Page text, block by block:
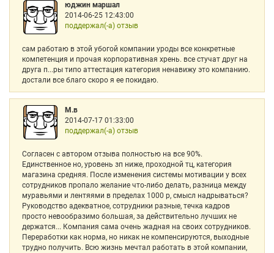
юджин маршал
2014-06-25 12:43:00
поддержал(-а) отзыв
сам работаю в этой убогой компании уроды все конкретные
компетенция и прочая корпоративная хрень. все стучат друг на
друга п...ры типо аттестация категория ненавижу это компанию.
достали все благо скоро я ее покидаю.
М.в
2014-07-17 01:33:00
поддержал(-а) отзыв
Согласен с автором отзыва полностью на все 90%.
Единственное но, уровень зп ниже, проходной тц, категория
магазина средняя. После изменения системы мотивации у всех
сотрудников пропало желание что-либо делать, разница между
муравьями и лентяями в пределах 1000 р, смысл надрываться?
Руководство адекватное, сотрудники разные, течка кадров
просто невообразимо большая, за действительно лучших не
держатся... Компания сама очень жадная на своих сотрудников.
Переработки как норма, но никак не компенсируются, выходные
трудно получить. Всю жизнь мечтал работать в этой компании,